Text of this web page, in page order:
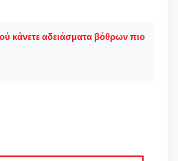
κάνετε αδειάσματα βόθρων πιο